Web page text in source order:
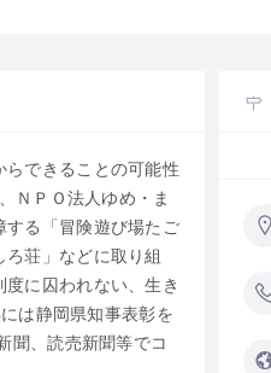
できることの可能性
ＮＰＯ法人ゆめ・ま
する「冒険遊び場たご
荘」などに取り組
に囚われない、生き
は静岡県知事表彰を
聞、読売新聞等でコ